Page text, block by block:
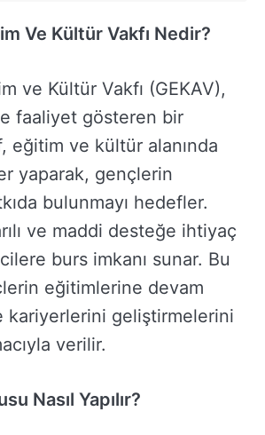
Ve Kültür Vakfı Nedir?
ve Kültür Vakfı (GEKAV),
faaliyet gösteren bir
eğitim ve kültür alanında
yaparak, gençlerin
bulunmayı hedefler.
ve maddi desteğe ihtiyaç
burs imkanı sunar. Bu
eğitimlerine devam
kariyerlerini geliştirmelerini
verilir.
Nasıl Yapılır?